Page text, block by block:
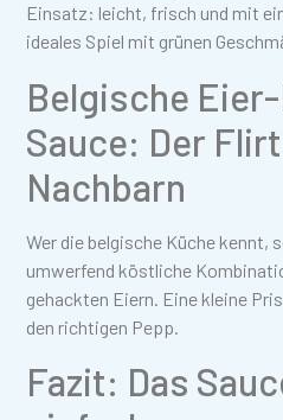
Einsatz: leicht, frisch und mit
ideales Spiel mit grünen
Belgische
Sauce: Der
Nachbarn
Wer die belgische Küche kennt,
umwerfend köstliche
gehackten Eiern. Eine kleine
den richtigen Pepp.
Fazit: Das